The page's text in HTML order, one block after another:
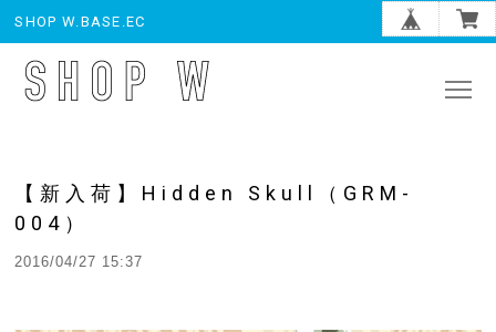
SHOP W.BASE.EC
【新入荷】Hidden Skull（GRM-
004）
2016/04/27 15:37